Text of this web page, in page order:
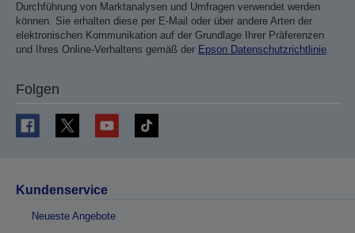
Durchführung von Marktanalysen und Umfragen verwendet werden
können. Sie erhalten diese per E-Mail oder über andere Arten der
elektronischen Kommunikation auf der Grundlage Ihrer Präferenzen
und Ihres Online-Verhaltens gemäß der Epson Datenschutzrichtlinie.
Folgen
Kundenservice
Neueste Angebote